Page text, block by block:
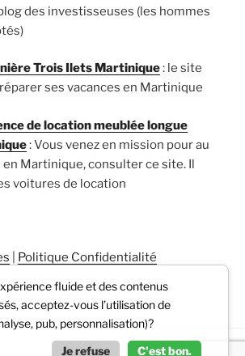
des investisseuses (les hommes
Trois Ilets Martinique: le site
ses vacances en Martinique
de location meublée longue
: Vous venez en mission pour au
Martinique, consulter ce site. Il
voitures de location
Politique Confidentialité
fluide et des contenus
acceptez-vous l’utilisation de
pub, personnalisation)?
Je refuse C'est bon.